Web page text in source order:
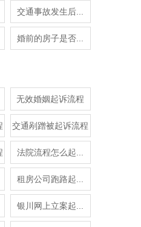
交通事故发生后...
婚前的房子是否...
无效婚姻起诉流程
交通剐蹭被起诉流程
法院流程怎么起...
租房公司跑路起...
银川网上立案起...